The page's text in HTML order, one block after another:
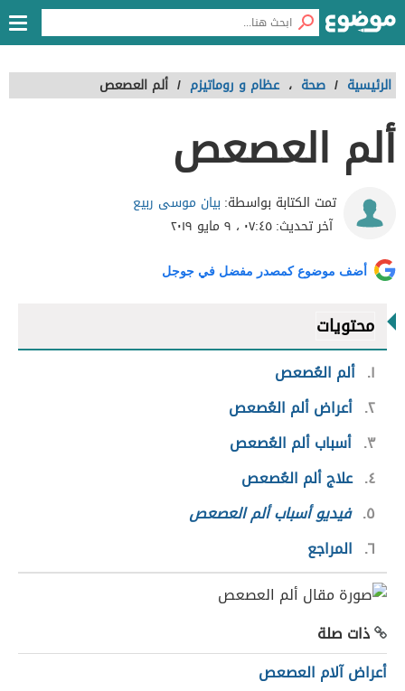
الرئيسية / صحة ، عظام و روماتيزم / ألم العصعص
ألم العصعص
تمت الكتابة بواسطة: بيان موسى ربيع
آخر تحديث:٠٧:٤٥ ، ٩ مايو ٢٠١٩
أضف موضوع كمصدر مفضل في جوجل
محتويات
١ ألم العُصعص
٢ أعراض ألم العُصعص
٣ أسباب ألم العُصعص
٤ علاج ألم العُصعص
٥ فيديو أسباب ألم العصعص
٦ المراجع
ذات صلة
أعراض آلام العصعص